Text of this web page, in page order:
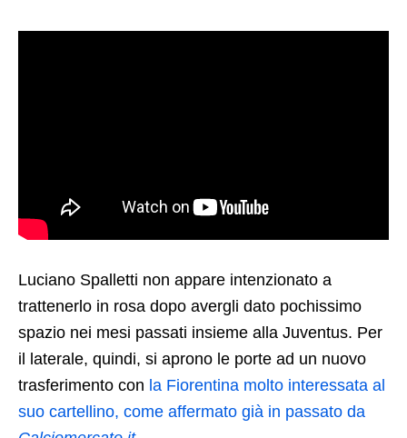
Luciano Spalletti non appare intenzionato a
trattenerlo in rosa dopo avergli dato pochissimo
spazio nei mesi passati insieme alla Juventus. Per
il laterale, quindi, si aprono le porte ad un nuovo
trasferimento con la Fiorentina molto interessata al
suo cartellino, come affermato già in passato da